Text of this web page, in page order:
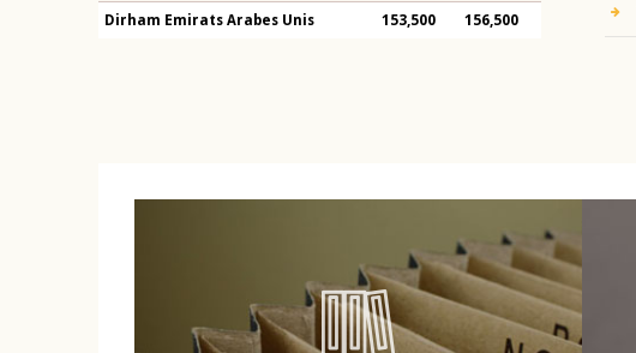
Dirham Emirats Arabes Unis 153,500 156,500